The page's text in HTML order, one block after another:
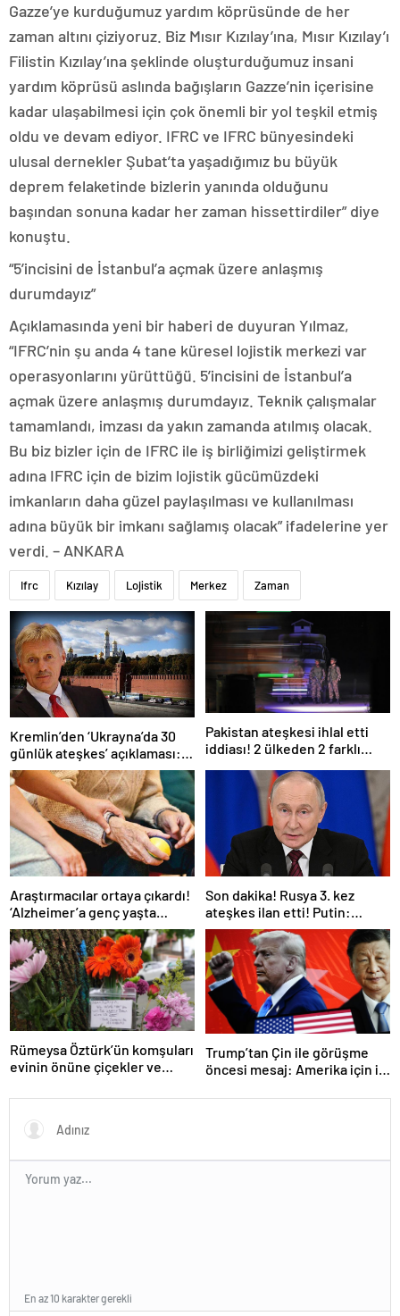
Gazze’ye kurduğumuz yardım köprüsünde de her
zaman altını çiziyoruz. Biz Mısır Kızılay’ına, Mısır Kızılay’ı
Filistin Kızılay’ına şeklinde oluşturduğumuz insani
yardım köprüsü aslında bağışların Gazze’nin içerisine
kadar ulaşabilmesi için çok önemli bir yol teşkil etmiş
oldu ve devam ediyor. IFRC ve IFRC bünyesindeki
ulusal dernekler Şubat’ta yaşadığımız bu büyük
deprem felaketinde bizlerin yanında olduğunu
başından sonuna kadar her zaman hissettirdiler” diye
konuştu.
“5’incisini de İstanbul’a açmak üzere anlaşmış
durumdayız”
Açıklamasında yeni bir haberi de duyuran Yılmaz,
“IFRC’nin şu anda 4 tane küresel lojistik merkezi var
operasyonlarını yürüttüğü. 5’incisini de İstanbul’a
açmak üzere anlaşmış durumdayız. Teknik çalışmalar
tamamlandı, imzası da yakın zamanda atılmış olacak.
Bu biz bizler için de IFRC ile iş birliğimizi geliştirmek
adına IFRC için de bizim lojistik gücümüzdeki
imkanların daha güzel paylaşılması ve kullanılması
adına büyük bir imkanı sağlamış olacak” ifadelerine yer
verdi. – ANKARA
Ifrc Kızılay Lojistik Merkez Zaman
Kremlin’den ‘Ukrayna’da 30
günlük ateşkes’ açıklaması:
Bunu iyice düşünmeliyiz
Pakistan ateşkesi ihlal etti
iddiası! 2 ülkeden 2 farklı
Araştırmacılar ortaya çıkardı!
‘Alzheimer’a genç yaşta
yakalanabilirsiniz’
Son dakika! Rusya 3. kez
ateşkes ilan etti! Putin:
Erdoğan ile görüşme
gerçekleştireceğiz
Rümeysa Öztürk’ün komşuları
evinin önüne çiçekler ve
Trump’tan Çin ile görüşme
öncesi mesaj: Amerika için iyi
En az 10 karakter gerekli